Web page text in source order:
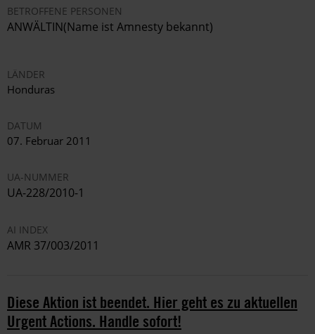
BETROFFENE PERSONEN
ANWÄLTIN(Name ist Amnesty bekannt)
LÄNDER
Honduras
DATUM
07. Februar 2011
UA-NUMMER
UA-228/2010-1
AI INDEX
AMR 37/003/2011
Diese Aktion ist beendet. Hier geht es zu aktuellen
Urgent Actions. Handle sofort!